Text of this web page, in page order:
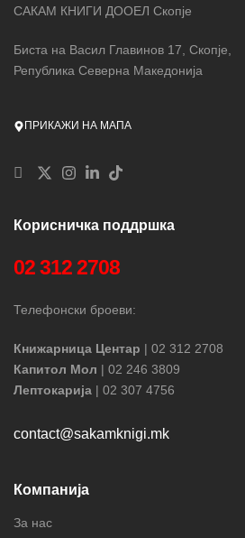
САКАМ КНИГИ ДООЕЛ Скопје
Биста на Васил Главинов 17, Скопје,
Република Северна Македонија
ПРИКАЖИ НА МАПА
Корисничка поддршка
02 312 2708
Телефонски броеви:
Книжарница Центар | 02 312 2708
Капитол Мол | 02 246 3809
Лептокарија | 02 307 4756
contact@sakamknigi.mk
Компанија
За нас